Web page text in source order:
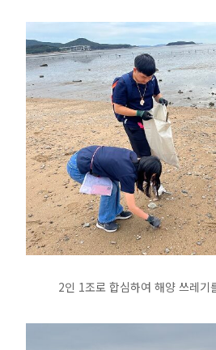
2인 1조로 합심하여 해양 쓰레